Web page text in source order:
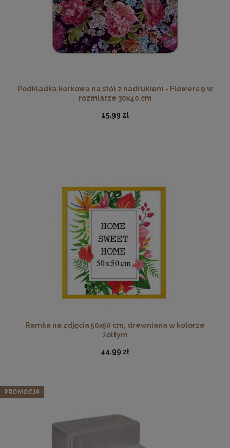
Nowoczesna otwierana pufa 45x160 w kolorze grafitowym
519,99 zł
Ramka na zdjęcia 30 x 30 cm pomarańczowa, z naturalnego
drewna
32,99 zł
DO KOSZYKA
Podkładka korkowa na stół z nadrukiem - Flowers 9 w
rozmiarze 30x40 cm
15,99 zł
Ramka na zdjęcia 50x50 cm, drewniana w kolorze
żółtym
44,99 zł
PROMOCJA